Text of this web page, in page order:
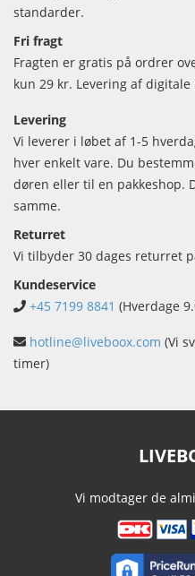
standarder.
Fri fragt
Fragten er gratis på ordrer
kun 29 kr. Levering af
Levering
Vi leverer i løbet af 1-5
hver enkelt vare. Du
døren eller til en pakkeshop.
samme.
Returret
Vi tilbyder 30 dages returret
Kundeservice
+45 7199 8841 (Hverdage
hotline@liveboox.com (Vi
timer)
Vi modtager de